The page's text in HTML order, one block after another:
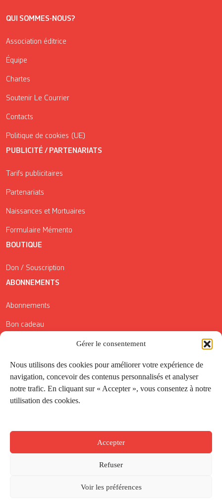
Gérer le consentement
Nous utilisons des cookies pour améliorer votre expérience de
navigation, concevoir des contenus personnalisés et analyser
notre trafic. En cliquant sur « Accepter », vous consentez à notre
utilisation des cookies.
Accepter
Refuser
Voir les préférences
QUI SOMMES-NOUS?
Association éditrice
Équipe
Chartes
Soutenir Le Courrier
Contacts
Politique de cookies (UE)
PUBLICITÉ / PARTENARIATS
Tarifs publicitaires
Partenariats
Naissances et Mortuaires
Formulaire Mémento
BOUTIQUE
Don / Souscription
ABONNEMENTS
Abonnements
Bon cadeau
Conditions générales de vente
Réductions de la Carte Côté Courrier
Application